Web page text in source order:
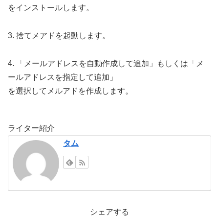
をインストールします。
3. 捨てメアドを起動します。
4. 「メールアドレスを自動作成して追加」もしくは「メ
ールアドレスを指定して追加」
を選択してメルアドを作成します。
ライター紹介
タム
シェアする